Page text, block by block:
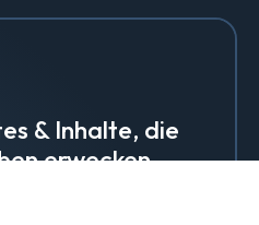
& Inhalte, die
erwecken.